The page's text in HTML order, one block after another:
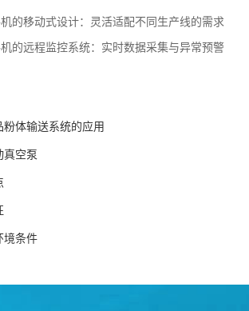
的移动式设计：灵活适配不同生产线的需求
的远程监控系统：实时数据采集与异常预警
体输送系统的应用
真空泵
境条件